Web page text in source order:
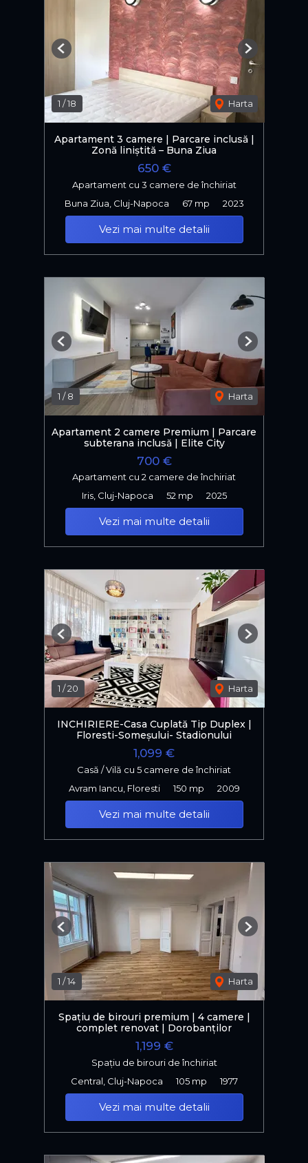
1 /18 Harta
Previous Next
Apartament 3 camere | Parcare inclusă |
Zonă liniștită – Buna Ziua
650 €
Apartament cu 3 camere de închiriat
Buna Ziua, Cluj-Napoca
67 mp 2023
Vezi mai multe detalii
1 /8 Harta
Previous Next
Apartament 2 camere Premium | Parcare
subterana inclusă | Elite City
700 €
Apartament cu 2 camere de închiriat
Iris, Cluj-Napoca
52 mp 2025
Vezi mai multe detalii
1 /20 Harta
Previous Next
INCHIRIERE-Casa Cuplată Tip Duplex |
Floresti-Someșului- Stadionului
1,099 €
Casă / Vilă cu 5 camere de închiriat
Avram Iancu, Floresti
150 mp 2009
Vezi mai multe detalii
1 /14 Harta
Previous Next
Spațiu de birouri premium | 4 camere |
complet renovat | Dorobanților
1,199 €
Spațiu de birouri de închiriat
Central, Cluj-Napoca
105 mp 1977
Vezi mai multe detalii